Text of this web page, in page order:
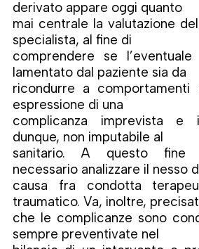
derivato appare oggi quanto
mai centrale la valutazione
specialista, al fine di
comprendere se
lamentato dal paziente sia da
ricondurre a comportamenti
espressione di una
complicanza imprevista e
dunque, non imputabile al
sanitario. A questo fine
necessario analizzare il nesso
causa fra condotta
traumatico. Va, inoltre,
che le complicanze sono
sempre preventivate nel